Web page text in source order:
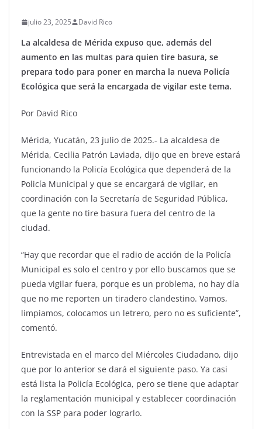
julio 23, 2025 David Rico
La alcaldesa de Mérida expuso que, además del
aumento en las multas para quien tire basura, se
prepara todo para poner en marcha la nueva Policía
Ecológica que será la encargada de vigilar este tema.
Por David Rico
Mérida, Yucatán, 23 julio de 2025.- La alcaldesa de
Mérida, Cecilia Patrón Laviada, dijo que en breve estará
funcionando la Policía Ecológica que dependerá de la
Policía Municipal y que se encargará de vigilar, en
coordinación con la Secretaría de Seguridad Pública,
que la gente no tire basura fuera del centro de la
ciudad.
“Hay que recordar que el radio de acción de la Policía
Municipal es solo el centro y por ello buscamos que se
pueda vigilar fuera, porque es un problema, no hay día
que no me reporten un tiradero clandestino. Vamos,
limpiamos, colocamos un letrero, pero no es suficiente”,
comentó.
Entrevistada en el marco del Miércoles Ciudadano, dijo
que por lo anterior se dará el siguiente paso. Ya casi
está lista la Policía Ecológica, pero se tiene que adaptar
la reglamentación municipal y establecer coordinación
con la SSP para poder lograrlo.